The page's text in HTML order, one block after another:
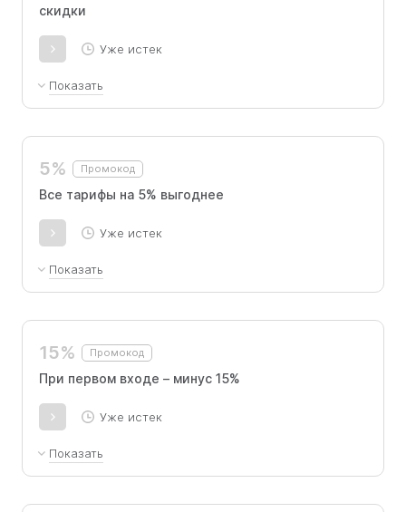
скидки
Уже истек
Показать
подписки.
5% Промокод
Все тарифы на 5% выгоднее
Уже истек
Показать
при покупке любого тарифа.
15% Промокод
При первом входе – минус 15%
Уже истек
Показать